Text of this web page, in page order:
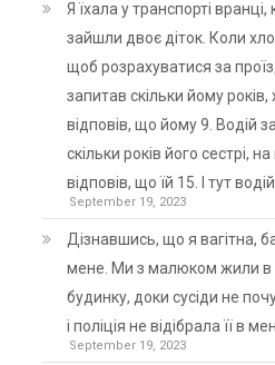
Я їхала у транспорті вранці,
зайшли двоє діток. Коли
щоб розрахуватися за
запитав скільки йому років,
відповів, що йому 9. Водій
скільки років його сестрі,
відповів, що їй 15. І тут
September 19, 2023
Дізнавшись, що я вагітна,
мене. Ми з малюком жили в
будинку, доки сусіди не
і поліція не відібрала її в
September 19, 2023